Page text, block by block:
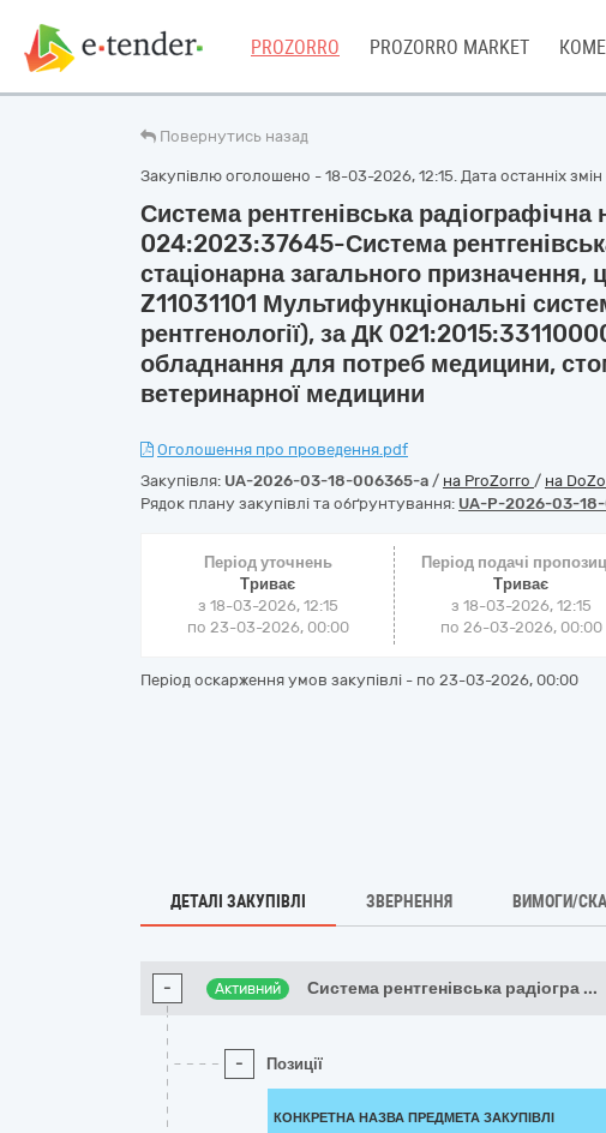
PROZORRO PROZORRO MARKET
Повернутись назад
Закупівлю оголошено - 18-03-2026, 12:15. Дата останніх
Система рентгенівська
024:2023:37645-Система
стаціонарна загального
Z11031101 Мультифункціональні
рентгенології), за ДК
обладнання для потреб медицини,
ветеринарної медицини
Оголошення про проведення.pdf
Закупівля: UA-2026-03-18-006365-a / на ProZorro / на
Рядок плану закупівлі та обґрунтування: UA-P-2026-03-
Період уточнень
Триває
з 18-03-2026, 12:15
по 23-03-2026, 00:00
Період подачі
Триває
з 18-03-2026, 12:15
по 26-03-2026, 00:00
Період оскарження умов закупівлі - по 23-03-2026, 00:00
ДЕТАЛІ ЗАКУПІВЛІ ЗВЕРНЕННЯ ВИМОГИ/
- Активний Система рентгенівська радіогра ...
- Позиції
КОНКРЕТНА НАЗВА ПРЕДМЕТА ЗАКУПІВЛІ